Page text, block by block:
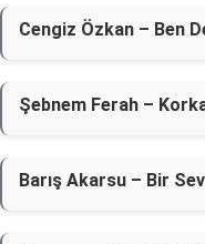
Cengiz Özkan – Ben
Şebnem Ferah –
Barış Akarsu – Bir